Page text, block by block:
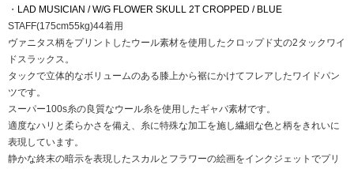
・ LAD MUSICIAN / W/G FLOWER SKULL 2T CROPPED / BLUE
STAFF(175cm55kg)44着用
ヴァニタス柄をプリントしたウール素材を使用したクロップド丈の2タックワイ
ドスラックス。
タックで立体的なボリュームのある膝上から裾にかけてフレアしたワイドパン
ツです。
スーパー100s糸の良質なウール糸を使用したギャバ素材です。
適度なハリと柔らかさを備え、糸に特殊な加工を施し繊細な色と柄をきれいに
表現しています。
静かな終末の暗示を表現したスカルとフラワーの絵画をインクジェットでプリ